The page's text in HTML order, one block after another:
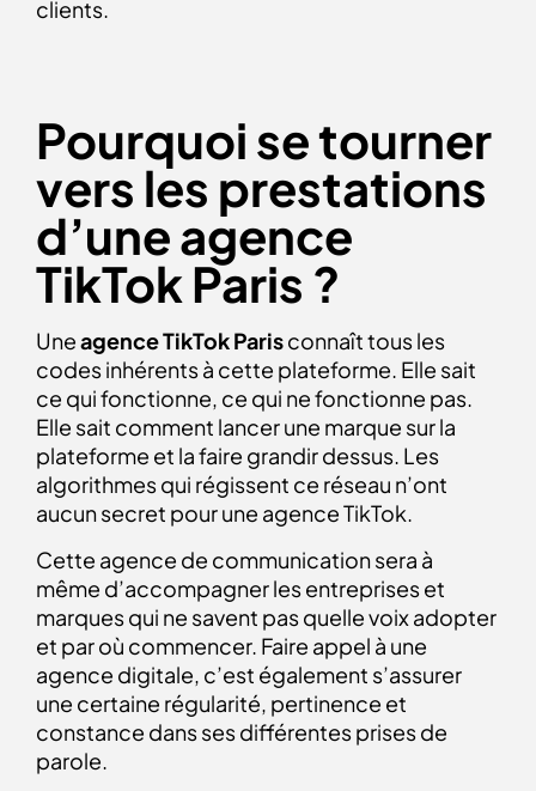
clients.
Pourquoi se tourner
vers les prestations
d’une agence
TikTok Paris ?
Uneagence TikTok Parisconnaît tous les
codes inhérents à cette plateforme. Elle sait
ce qui fonctionne, ce qui ne fonctionne pas.
Elle sait comment lancer une marque sur la
plateforme et la faire grandir dessus. Les
algorithmes qui régissent ce réseau n’ont
aucun secret pour une agence TikTok.
Cette agence de communication sera à
même d’accompagner les entreprises et
marques qui ne savent pas quelle voix adopter
et par où commencer. Faire appel à une
agence digitale, c’est également s’assurer
une certaine régularité, pertinence et
constance dans ses différentes prises de
parole.